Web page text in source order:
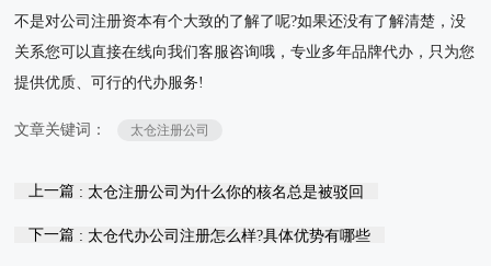
不是对公司注册资本有个大致的了解了呢?如果还没有了解清楚，没
关系您可以直接在线向我们客服咨询哦，专业多年品牌代办，只为您
提供优质、可行的代办服务!
文章关键词： 太仓注册公司
上一篇 : 太仓注册公司为什么你的核名总是被驳回
下一篇 : 太仓代办公司注册怎么样?具体优势有哪些